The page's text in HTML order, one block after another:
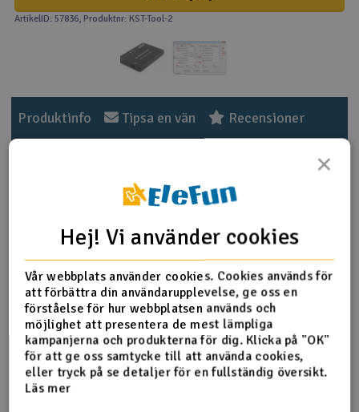
Motor & tillbehör
Radioutrustning
Scooter & elfordon
Smarthem, lek och hobby
Solenergi
Verktyg, utrustning och tillbehör
Presentkort
ArtikelID: 57836, Produktnr: KST-Tool-2
Produktinfo Tipsa en vän Recensioner
Produktinformation
Denna programmeringsbox används för KST V6 & V8 servon.
Denna box är avsedd att användas med en PC-anslutning,
progboxen har en USB-C-kontakt.
PS! Produkttexten är maskinöversatt från norska.
Detta verktyg ger dig möjlighet att programmera V6 & V8
servo ner till minsta detalj med hjälp av en PC.
Tryck på knappen Se mer information Längst ner på
×
Hej! Vi använder cookies
Vår webbplats använder cookies. Cookies används för
att förbättra din användarupplevelse, ge oss en
förståelse för hur webbplatsen används och
möjlighet att presentera de mest lämpliga
kampanjerna och produkterna för dig. Klicka på "OK"
för att ge oss samtycke till att använda cookies,
eller tryck på se detaljer för en fullständig översikt.
Läs mer